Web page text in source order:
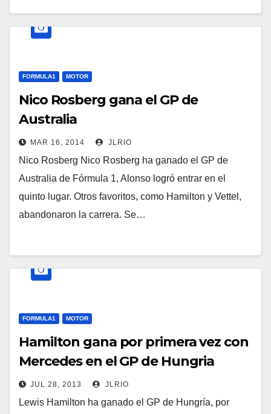
FORMULA1 MOTOR
Nico Rosberg gana el GP de
Australia
MAR 16, 2014 JLRIO
Nico Rosberg Nico Rosberg ha ganado el GP de
Australia de Fórmula 1, Alonso logró entrar en el
quinto lugar. Otros favoritos, como Hamilton y Vettel,
abandonaron la carrera. Se…
FORMULA1 MOTOR
Hamilton gana por primera vez con
Mercedes en el GP de Hungria
JUL 28, 2013 JLRIO
Lewis Hamilton ha ganado el GP de Hungría, por